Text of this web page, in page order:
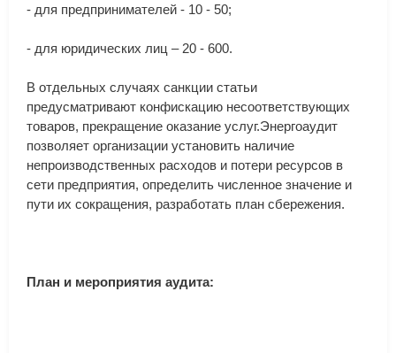
- для предпринимателей - 10 - 50;
- для юридических лиц – 20 - 600.
В отдельных случаях санкции статьи
предусматривают конфискацию несоответствующих
товаров, прекращение оказание услуг.Энергоаудит
позволяет организации установить наличие
непроизводственных расходов и потери ресурсов в
сети предприятия, определить численное значение и
пути их сокращения, разработать план сбережения.
План и мероприятия аудита: